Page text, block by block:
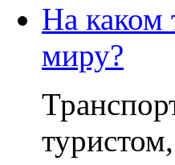
На каком
миру?